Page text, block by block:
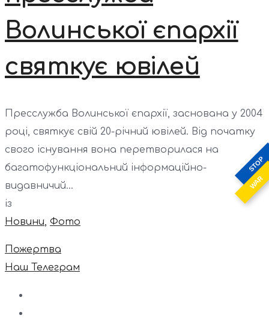
STOP
WAR
Волинської єпархії
святкує ювілей
Пресслужба Волинської єпархії, заснована у 2004
році, святкує свій 20-річний ювілей. Від початку
свого існування вона перетворилася на
багатофункціональний інформаційно-
видавничий...
із
Новини, Фото
Пожертва
Наш Телеграм